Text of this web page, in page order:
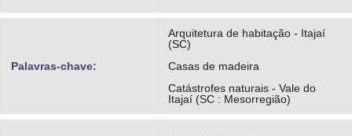
Palavras-chave:
Arquitetura de habitação - Itajaí
(SC)
Casas de madeira
Catástrofes naturais - Vale do
Itajaí (SC : Mesorregião)